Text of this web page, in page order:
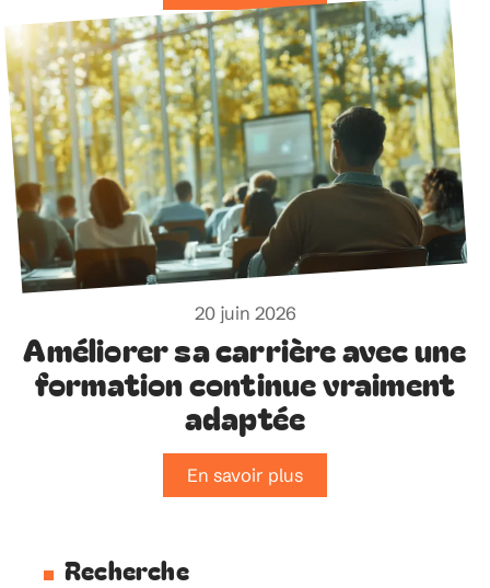
20 juin 2026
Améliorer sa carrière avec une
formation continue vraiment
adaptée
En savoir plus
Recherche